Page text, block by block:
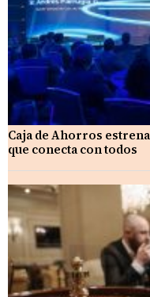
Caja de Ahorros
que conecta con todos